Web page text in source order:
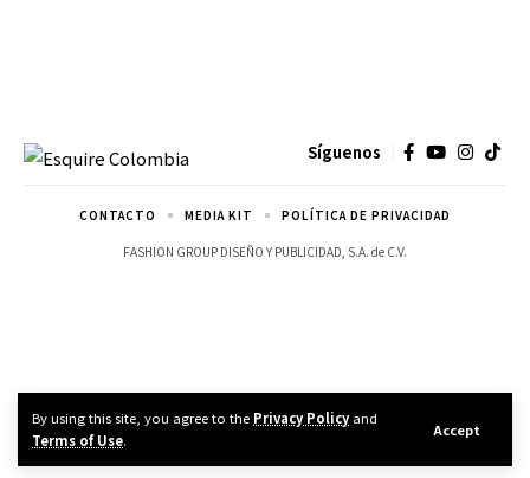
By using this site, you agree to the Privacy Policyand
Terms of Use.
Accept
Síguenos
FASHION GROUP DISEÑO Y PUBLICIDAD, S.A. de C.V.
CONTACTO MEDIA KIT POLÍTICA DE PRIVACIDAD